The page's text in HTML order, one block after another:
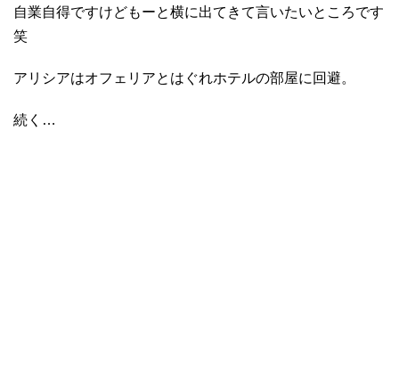
自業自得ですけどもーと横に出てきて言いたいところです
笑
アリシアはオフェリアとはぐれホテルの部屋に回避。
続く…